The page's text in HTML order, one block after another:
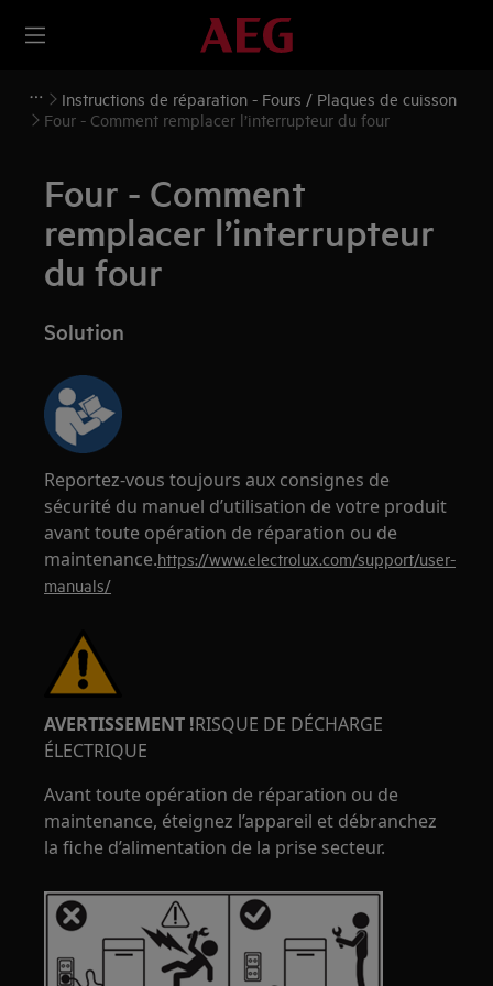
Instructions de réparation - Fours / Plaques de cuisson
Four - Comment remplacer l’interrupteur du four
Four - Comment
remplacer l’interrupteur
du four
Solution
Reportez-vous toujours aux consignes de
sécurité du manuel d’utilisation de votre produit
avant toute opération de réparation ou de
maintenance.https://www.electrolux.com/support/user-
manuals/
AVERTISSEMENT !RISQUE DE DÉCHARGE
ÉLECTRIQUE
Avant toute opération de réparation ou de
maintenance, éteignez l’appareil et débranchez
la fiche d’alimentation de la prise secteur.